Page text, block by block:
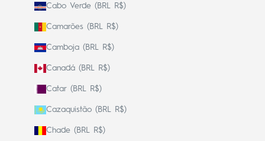
Cabo Verde (BRL R$)
Camarões (BRL R$)
Camboja (BRL R$)
Canadá (BRL R$)
Catar (BRL R$)
Cazaquistão (BRL R$)
Chade (BRL R$)